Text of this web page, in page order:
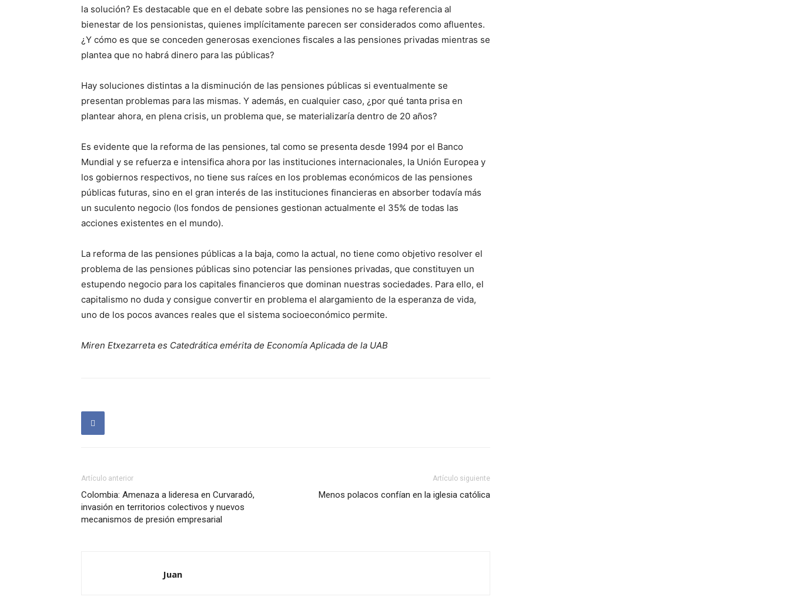
la solución? Es destacable que en el debate sobre las pensiones no se haga referencia al
bienestar de los pensionistas, quienes implícitamente parecen ser considerados como afluentes.
¿Y cómo es que se conceden generosas exenciones fiscales a las pensiones privadas mientras se
plantea que no habrá dinero para las públicas?
Hay soluciones distintas a la disminución de las pensiones públicas si eventualmente se
presentan problemas para las mismas. Y además, en cualquier caso, ¿por qué tanta prisa en
plantear ahora, en plena crisis, un problema que, se materializaría dentro de 20 años?
Es evidente que la reforma de las pensiones, tal como se presenta desde 1994 por el Banco
Mundial y se refuerza e intensifica ahora por las instituciones internacionales, la Unión Europea y
los gobiernos respectivos, no tiene sus raíces en los problemas económicos de las pensiones
públicas futuras, sino en el gran interés de las instituciones financieras en absorber todavía más
un suculento negocio (los fondos de pensiones gestionan actualmente el 35% de todas las
acciones existentes en el mundo).
La reforma de las pensiones públicas a la baja, como la actual, no tiene como objetivo resolver el
problema de las pensiones públicas sino potenciar las pensiones privadas, que constituyen un
estupendo negocio para los capitales financieros que dominan nuestras sociedades. Para ello, el
capitalismo no duda y consigue convertir en problema el alargamiento de la esperanza de vida,
uno de los pocos avances reales que el sistema socioeconómico permite.
Miren Etxezarreta es Catedrática emérita de Economía Aplicada de la UAB
Artículo anterior
Colombia: Amenaza a lideresa en Curvaradó,
invasión en territorios colectivos y nuevos
mecanismos de presión empresarial
Artículo siguiente
Menos polacos confían en la iglesia católica
Juan